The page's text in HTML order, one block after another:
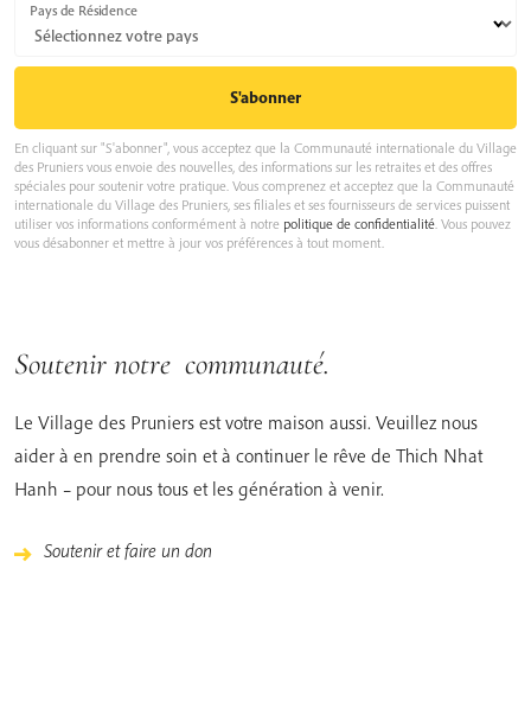
Pays de Résidence
En cliquant sur "S'abonner", vous acceptez que la Communauté internationale du Village
des Pruniers vous envoie des nouvelles, des informations sur les retraites et des offres
spéciales pour soutenir votre pratique. Vous comprenez et acceptez que la Communauté
internationale du Village des Pruniers, ses filiales et ses fournisseurs de services puissent
utiliser vos informations conformément à notre politique de confidentialité . Vous pouvez
vous désabonner et mettre à jour vos préférences à tout moment.
Soutenir notre communauté.
Le Village des Pruniers est votre maison aussi. Veuillez nous
aider à en prendre soin et à continuer le rêve de Thich Nhat
Hanh – pour nous tous et les génération à venir.
Soutenir et faire un don